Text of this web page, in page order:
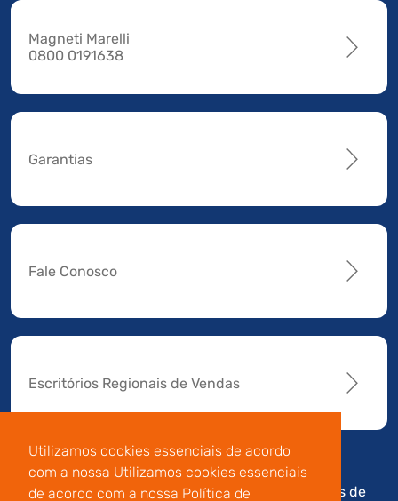
Utilizamos cookies essenciais de acordo
com a nossa Utilizamos cookies essenciais
de acordo com a nossa Política de
Magneti Marelli
0800 0191638
Garantias
Fale Conosco
Escritórios Regionais de Vendas
Av. Manoel da Nóbrega,
Termos de
Código de